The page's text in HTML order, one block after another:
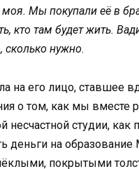
моя. Мы покупали её в
кто там будет жить.
сколько нужно.
на его лицо, ставшее
о том, как мы вместе
несчастной студии, как
деньги на образование
покрытыми